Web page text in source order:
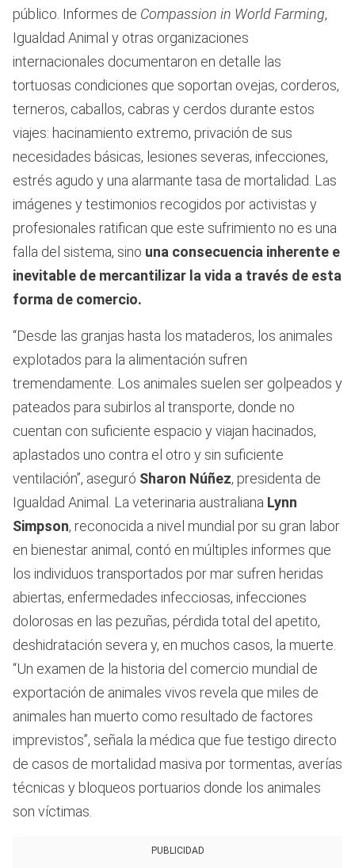
público. Informes de Compassion in World Farming,
Igualdad Animal y otras organizaciones
internacionales documentaron en detalle las
tortuosas condiciones que soportan ovejas, corderos,
terneros, caballos, cabras y cerdos durante estos
viajes: hacinamiento extremo, privación de sus
necesidades básicas, lesiones severas, infecciones,
estrés agudo y una alarmante tasa de mortalidad. Las
imágenes y testimonios recogidos por activistas y
profesionales ratifican que este sufrimiento no es una
falla del sistema, sino una consecuencia inherente e
inevitable de mercantilizar la vida a través de esta
forma de comercio.
“Desde las granjas hasta los mataderos, los animales
explotados para la alimentación sufren
tremendamente. Los animales suelen ser golpeados y
pateados para subirlos al transporte, donde no
cuentan con suficiente espacio y viajan hacinados,
aplastados uno contra el otro y sin suficiente
ventilación”, aseguró Sharon Núñez, presidenta de
Igualdad Animal. La veterinaria australiana Lynn
Simpson, reconocida a nivel mundial por su gran labor
en bienestar animal, contó en múltiples informes que
los individuos transportados por mar sufren heridas
abiertas, enfermedades infecciosas, infecciones
dolorosas en las pezuñas, pérdida total del apetito,
deshidratación severa y, en muchos casos, la muerte.
“Un examen de la historia del comercio mundial de
exportación de animales vivos revela que miles de
animales han muerto como resultado de factores
imprevistos”, señala la médica que fue testigo directo
de casos de mortalidad masiva por tormentas, averías
técnicas y bloqueos portuarios donde los animales
son víctimas.
PUBLICIDAD